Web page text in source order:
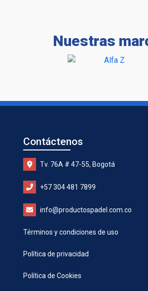
Nuestras
Contáctenos
Tv. 76A # 47-55, Bogotá
+57 304 481 7899
info@productospadel.com.co
Términos y condiciones de uso
Política de privacidad
Política de Cookies